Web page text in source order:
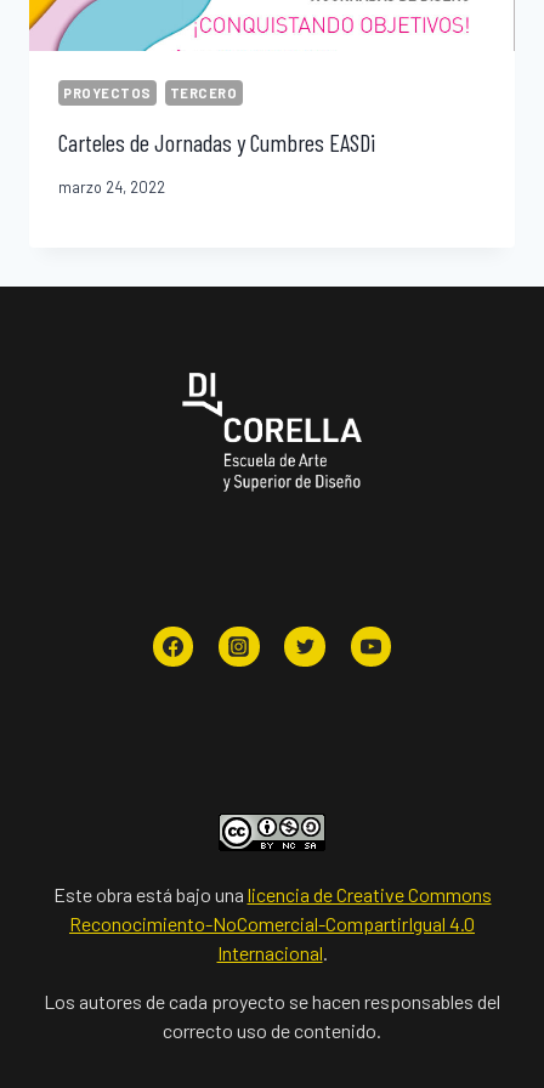
PROYECTOS TERCERO
Carteles de Jornadas y Cumbres EASDi
marzo 24, 2022
Este obra está bajo una licencia de Creative Commons
Reconocimiento-NoComercial-CompartirIgual 4.0
Internacional.
Los autores de cada proyecto se hacen responsables del
correcto uso de contenido.